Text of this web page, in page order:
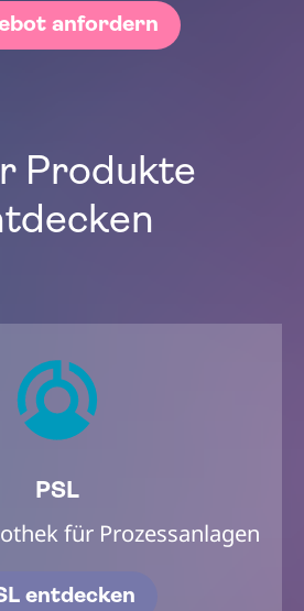
anfordern
Produkte
PSL
für Prozessanlagen
entdecken